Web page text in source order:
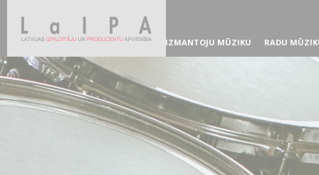
IZMANTOJU MŪZIKU RADU